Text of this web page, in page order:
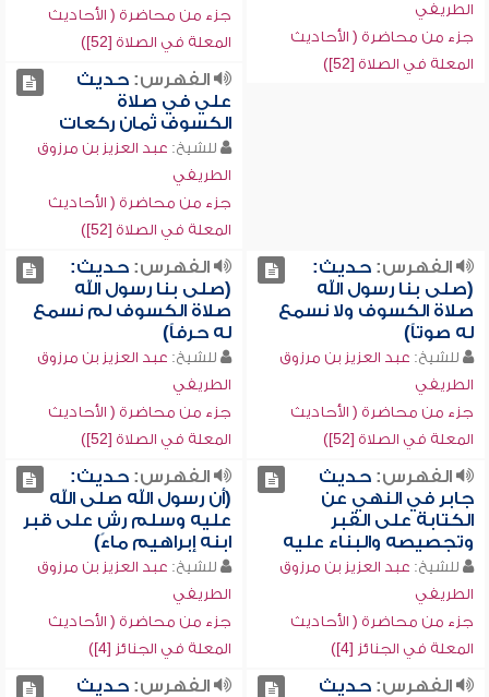
الطريفي
جزء من محاضرة ( الأحاديث
المعلة في الصلاة [52])
جزء من محاضرة ( الأحاديث
المعلة في الصلاة [52])
الفهرس:حديث
علي في صلاة
الكسوف ثمان ركعات
للشيخ: عبد العزيز بن مرزوق
الطريفي
جزء من محاضرة ( الأحاديث
المعلة في الصلاة [52])
الفهرس:حديث:
(صلى بنا رسول الله
صلاة الكسوف ولا نسمع
له صوتاً)
للشيخ: عبد العزيز بن مرزوق
الطريفي
جزء من محاضرة ( الأحاديث
المعلة في الصلاة [52])
الفهرس:حديث:
(صلى بنا رسول الله
صلاة الكسوف لم نسمع
له حرفاً)
للشيخ: عبد العزيز بن مرزوق
الطريفي
جزء من محاضرة ( الأحاديث
المعلة في الصلاة [52])
الفهرس:حديث
جابر في النهي عن
الكتابة على القبر
وتجصيصه والبناء عليه
للشيخ: عبد العزيز بن مرزوق
الطريفي
جزء من محاضرة ( الأحاديث
المعلة في الجنائز [4])
الفهرس:حديث:
(أن رسول الله صلى الله
عليه وسلم رش على قبر
ابنه إبراهيم ماءً)
للشيخ: عبد العزيز بن مرزوق
الطريفي
جزء من محاضرة ( الأحاديث
المعلة في الجنائز [4])
الفهرس:حديث
الفهرس:حديث